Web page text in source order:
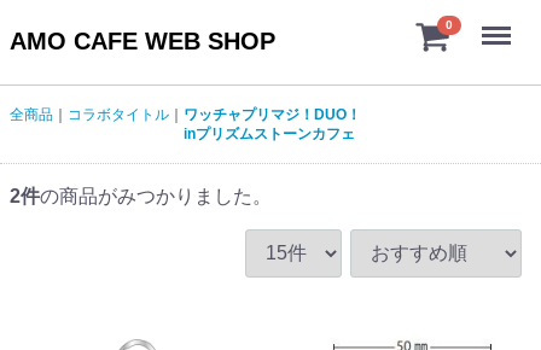
AMO CAFE WEB SHOP
0 Menu
全商品 コラボタイトル
ワッチャプリマジ！DUO！
inプリズムストーンカフェ
2件の商品がみつかりました。